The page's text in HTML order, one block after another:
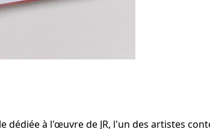
dédiée à l'œuvre de JR, l'un des artistes